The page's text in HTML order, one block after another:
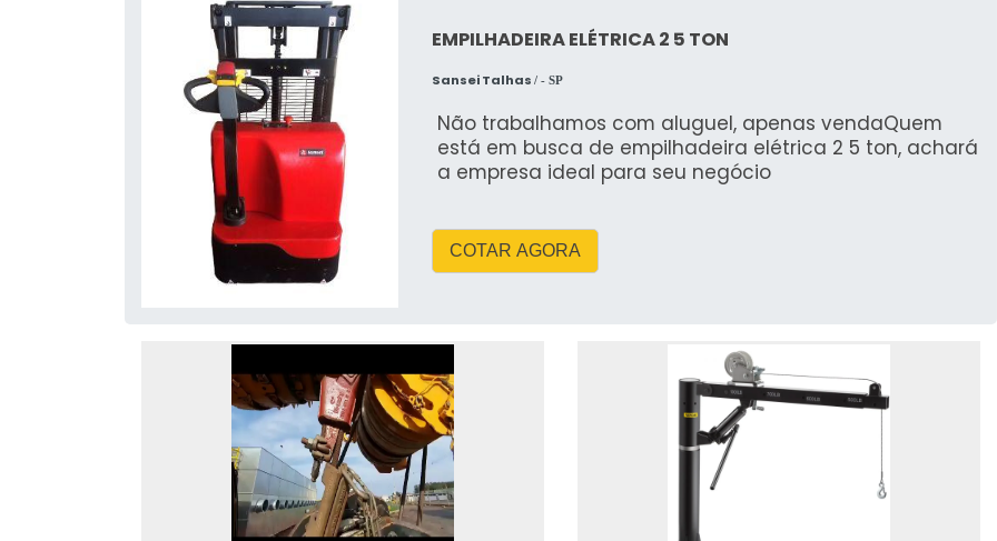
EMPILHADEIRA ELÉTRICA 2 5 TON
Sansei Talhas/ - SP
Não trabalhamos com aluguel, apenas vendaQuem
está em busca de empilhadeira elétrica 2 5 ton, achará
a empresa ideal para seu negócio
COTAR AGORA